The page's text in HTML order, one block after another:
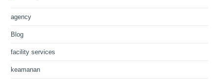
agency
Blog
facility services
keamanan